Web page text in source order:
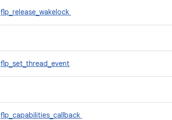
flp_release_wakelock
flp_set_thread_event
flp_capabilities_callback